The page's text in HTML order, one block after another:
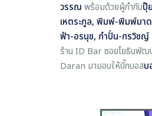
วรรณ พร้อมด้วยผู้กำกับปุ๊
เหตระกูล, พิมพ์-พิมพ์มา
ฟ้า-อรนุช, กำปั่น-กรวิชญ์
ร้าน ID Bar ซอยโยธินพัฒ
Daran มามอบให้บิ๊กบอสบ